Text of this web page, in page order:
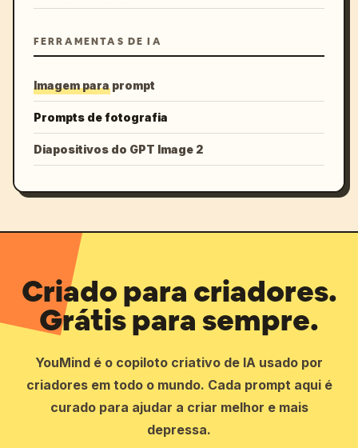
FERRAMENTAS DE IA
Imagem para prompt
Prompts de fotografia
Diapositivos do GPT Image 2
Criado para criadores.
Grátis para sempre.
YouMind é o copiloto criativo de IA usado por
criadores em todo o mundo. Cada prompt aqui é
curado para ajudar a criar melhor e mais
depressa.